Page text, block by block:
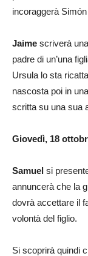
incoraggerà
Jaime scriverà
padre di un’una
Ursula lo sta
nascosta poi in
scritta su una sua
Giovedì, 18
Samuel si
annuncerà che la
dovrà accettare il
volontà del figlio.
Si scoprirà quindi